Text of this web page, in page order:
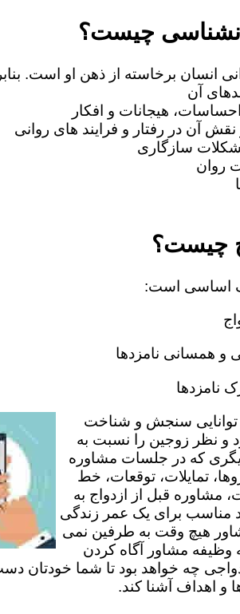
چیست؟
انسان برخاسته از ذهن او است.
آن
هیجانات و افکار
آن در رفتار و فرایند های روانی
سازگاری
روان
چیست؟
سنجش و شناخت
و نظر زوجین را نسبت به
که در جلسات مشاوره
تمایلات، توقعات، خط
مشاوره قبل از ازدواج به
مناسب برای یک عمر زندگی
هیچ وقت به طرفین نمی
وظیفه مشاور آگاه کردن
چه خواهد بود تا شما خودتان
و اهداف آشنا کند.